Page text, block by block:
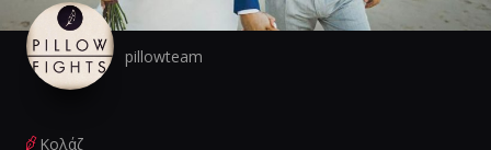
pillowteam
Κολάζ